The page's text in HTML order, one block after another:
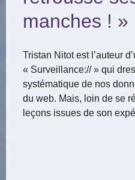
manches ! »
Tristan Nitot est l’auteur
« Surveillance:// » qui
systématique de nos
du web. Mais, loin de se
leçons issues de son